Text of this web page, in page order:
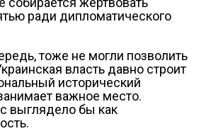
ради дипломатического
тоже не могли позволить
власть давно строит
исторический
важное место.
выглядело бы как